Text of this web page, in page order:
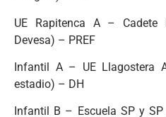
UE Rapitenca A –
Devesa) – PREF
Infantil A – UE Llagostera
estadio) – DH
Infantil B – Escuela SP y